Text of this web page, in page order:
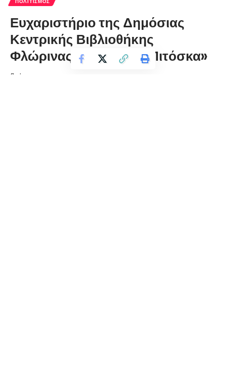
ΠΟΛΙΤΙΣΜΌΣ
Ευχαριστήριο της Δημόσιας
Κεντρικής Βιβλιοθήκης
Φλώρινας «Βασιλικής Πιτόσκα»
florinapress.gr